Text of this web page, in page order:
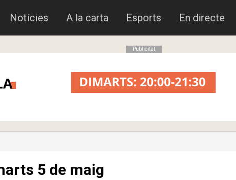
Notícies A la carta Esports En directe
Publicitat
5 de maig